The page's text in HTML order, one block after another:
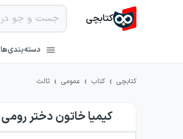
کتابچی
دسته‌بندی‌ها
کتابچی › کتاب › عمومی › ثالث
کیمیا خاتون دختر رومی